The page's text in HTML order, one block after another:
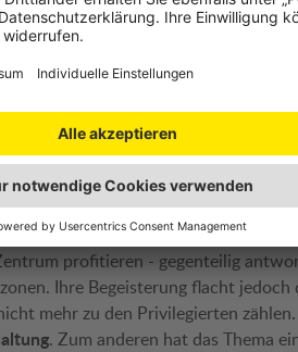
Blick in andere Länderzeigt,
Strafen kommt - oder dass
dass sie gegen ein Fahrverbot
der zuständigen Stellen."
zeigt:57 Prozentder
ab. Wobei Menschen, die in
profitieren - gegenteilig
Ihre Begeisterung flacht
mehr zu den Privilegierten
. Zum anderen hat das Thema